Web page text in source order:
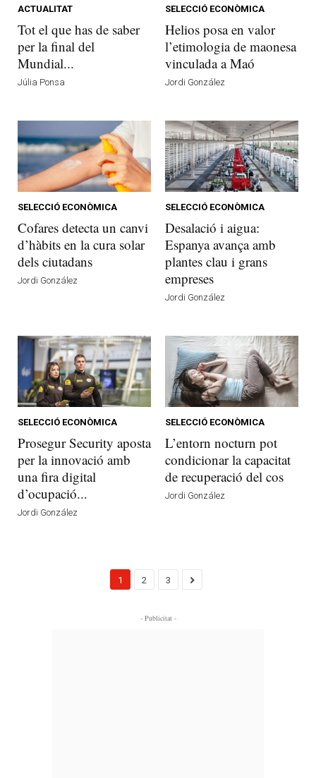
ACTUALITAT
Tot el que has de saber
per la final del
Mundial...
Júlia Ponsa
SELECCIÓ ECONÒMICA
Helios posa en valor
l’etimologia de maonesa
vinculada a Maó
Jordi González
SELECCIÓ ECONÒMICA
Cofares detecta un canvi
d’hàbits en la cura solar
dels ciutadans
Jordi González
SELECCIÓ ECONÒMICA
Desalació i aigua:
Espanya avança amb
plantes clau i grans
empreses
Jordi González
SELECCIÓ ECONÒMICA
Prosegur Security aposta
per la innovació amb
una fira digital
d’ocupació...
Jordi González
SELECCIÓ ECONÒMICA
L’entorn nocturn pot
condicionar la capacitat
de recuperació del cos
Jordi González
1 2 3
- Publicitat -